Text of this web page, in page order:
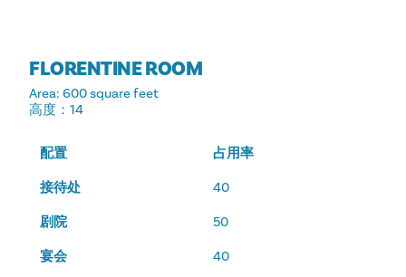
FLORENTINE ROOM
Area: 600 square feet
高度 ：14
配置 占用率
接待处 40
剧院 50
宴会 40